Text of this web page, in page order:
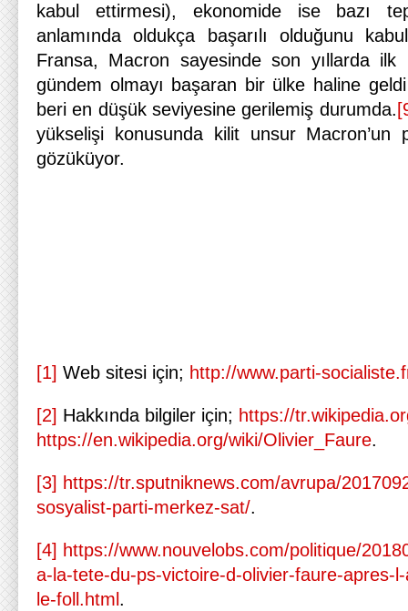
kabul ettirmesi), ekonomide ise bazı
anlamında oldukça başarılı olduğunu
Fransa, Macron sayesinde son yıllarda
gündem olmayı başaran bir ülke haline
beri en düşük seviyesine gerilemiş durumda.
yükselişi konusunda kilit unsur Macron’un
gözüküyor.
[1] Web sitesi için; http://www.parti-
[2] Hakkında bilgiler için; https://
https://en.wikipedia.org/wiki/Olivier_Faure.
[3] https://tr.sputniknews.com/avrupa/
sosyalist-parti-merkez-sat/.
[4] https://www.nouvelobs.com/politique/
a-la-tete-du-ps-victoire-d-olivier-faure-apres-
le-foll.html .